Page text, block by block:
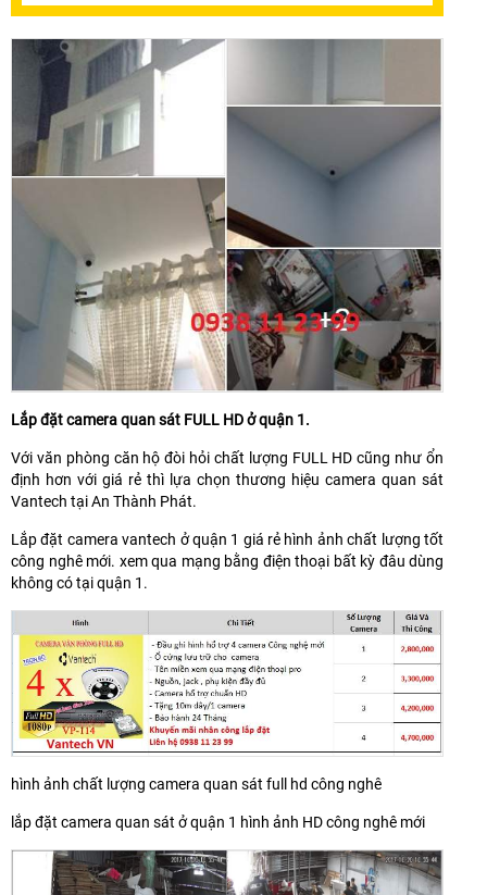
Lắp đặt camera quan sát FULL HD ở quận 1.
Với văn phòng căn hộ đòi hỏi chất lượng FULL HD cũng như ổn
định hơn với giá rẻ thì lựa chọn thương hiệu camera quan sát
Vantech tại An Thành Phát.
Lắp đặt camera vantech ở quận 1 giá rẻ hình ảnh chất lượng tốt
công nghê mới. xem qua mạng bằng điện thoại bất kỳ đâu dùng
không có tại quận 1.
hình ảnh chất lượng camera quan sát full hd công nghê
lắp đặt camera quan sát ở quận 1 hình ảnh HD công nghê mới